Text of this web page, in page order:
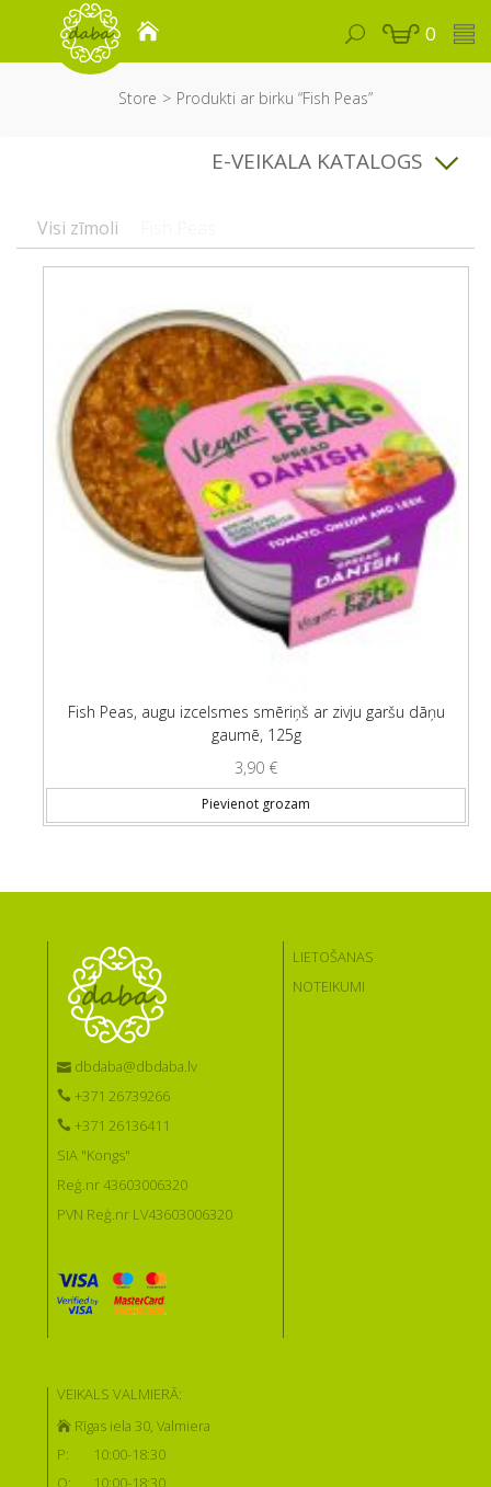
0
Store Produkti ar birku “Fish Peas”
E-VEIKALA KATALOGS
Visi zīmoli
Fish Peas, augu izcelsmes smēriņš ar zivju garšu dāņu
gaumē, 125g
3,90 €
Pievienot grozam
dbdaba@dbdaba.lv
+371 26739266
+371 26136411
SIA "Kongs"
Reģ.nr 43603006320
PVN Reģ.nr LV43603006320
LIETOŠANAS
NOTEIKUMI
VEIKALS VALMIERĀ:
Rīgas iela 30, Valmiera
P:
10:00-18:30
O:
10:00-18:30